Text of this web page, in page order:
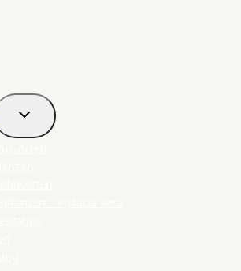
Untermenü
umschalten